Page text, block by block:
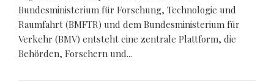
Bundesministerium für Forschung, Technologie und
Raumfahrt (BMFTR) und dem Bundesministerium für
Verkehr (BMV) entsteht eine zentrale Plattform, die
Behörden, Forschern und...